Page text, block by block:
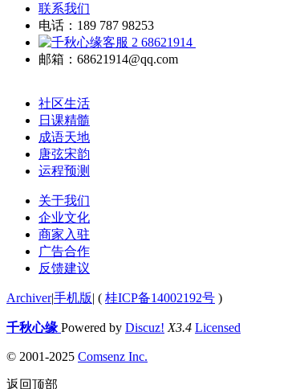
联系我们
电话：189 787 98253
68621914
邮箱：68621914@qq.com
社区生活
日课精髓
成语天地
唐弦宋韵
运程预测
关于我们
企业文化
商家入驻
广告合作
反馈建议
Archiver|手机版| ( 桂ICP备14002192号 )
千秋心缘 Powered by Discuz! X3.4 Licensed
© 2001-2025 Comsenz Inc.
返回顶部